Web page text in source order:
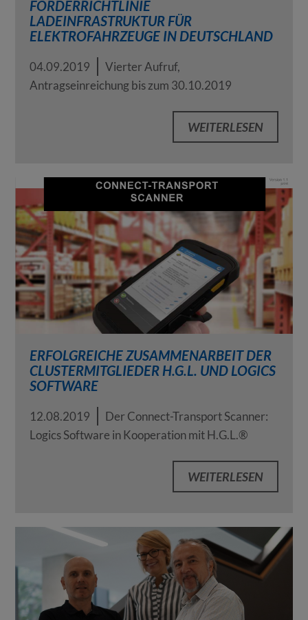
FÖRDERRICHTLINIE
LADEINFRASTRUKTUR FÜR
ELEKTROFAHRZEUGE IN DEUTSCHLAND
04.09.2019
Vierter Aufruf,
Antragseinreichung bis zum 30.10.2019
WEITERLESEN
ERFOLGREICHE ZUSAMMENARBEIT DER
CLUSTERMITGLIEDER H.G.L. UND LOGICS
SOFTWARE
12.08.2019
Der Connect-Transport Scanner:
Logics Software in Kooperation mit H.G.L.®
WEITERLESEN